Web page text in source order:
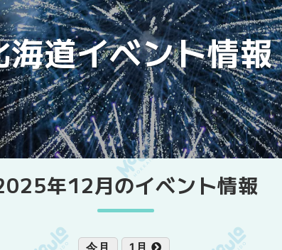
海道イベント情報
年12月のイベント情報